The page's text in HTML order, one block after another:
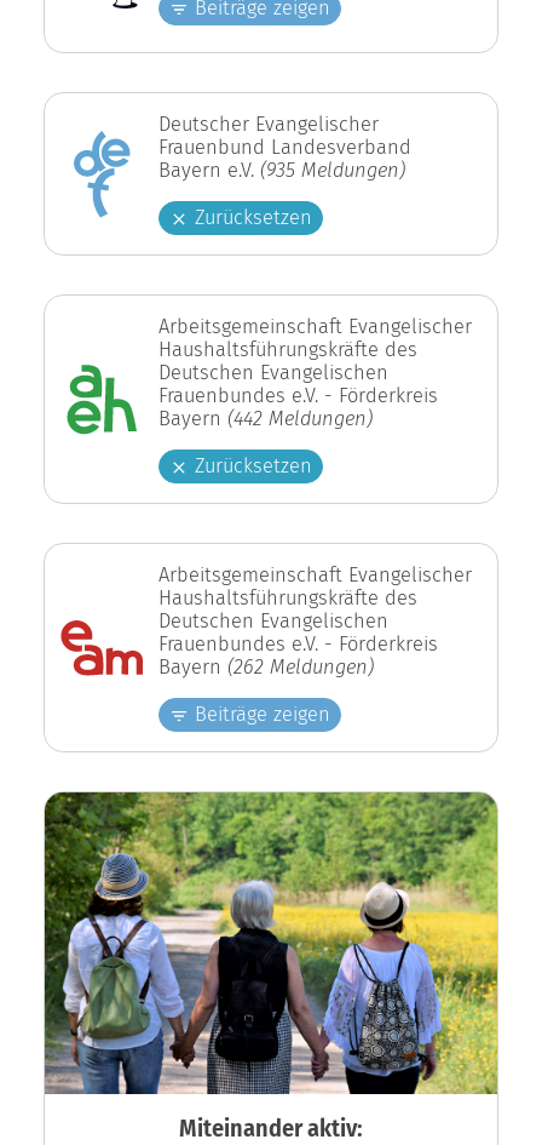
Beiträge zeigen
Deutscher Evangelischer
Frauenbund Landesverband
Bayern e.V. (935 Meldungen)
Zurücksetzen
Arbeitsgemeinschaft Evangelischer
Haushaltsführungskräfte des
Deutschen Evangelischen
Frauenbundes e.V. - Förderkreis
Bayern (442 Meldungen)
Zurücksetzen
Arbeitsgemeinschaft Evangelischer
Haushaltsführungskräfte des
Deutschen Evangelischen
Frauenbundes e.V. - Förderkreis
Bayern (262 Meldungen)
Beiträge zeigen
Miteinander aktiv: